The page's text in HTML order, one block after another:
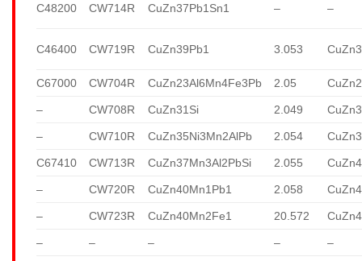
C48200 CW714R CuZn37Pb1Sn1 – –
C46400 CW719R CuZn39Pb1 3.053
C67000 CW704R CuZn23Al6Mn4Fe3Pb 2.05
– CW708R CuZn31Si 2.049
– CW710R CuZn35Ni3Mn2AlPb 2.054
C67410 CW713R CuZn37Mn3Al2PbSi 2.055
– CW720R CuZn40Mn1Pb1 2.058
– CW723R CuZn40Mn2Fe1 20.572
– – – – –